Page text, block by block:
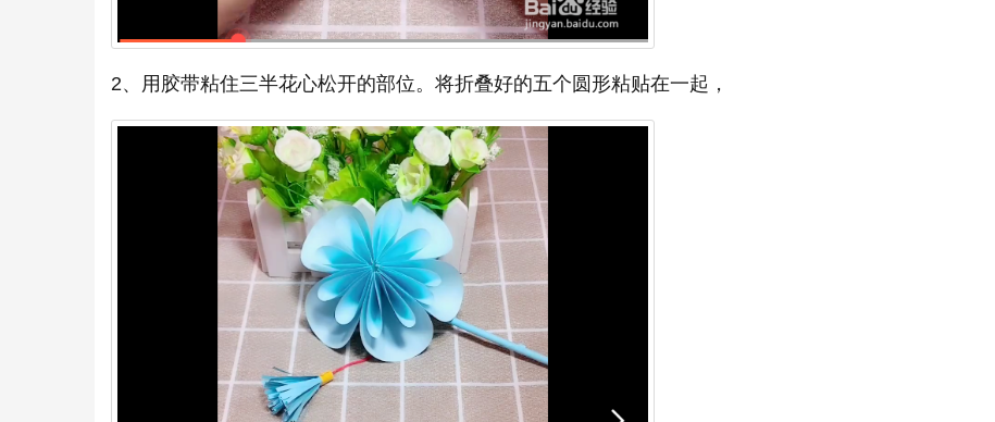
2、用胶带粘住三半花心松开的部位。将折叠好的五个圆形粘贴在一起，